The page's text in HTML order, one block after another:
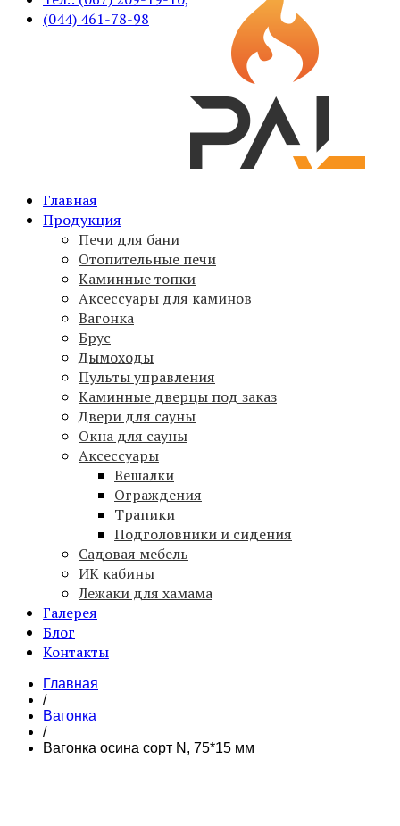
(044) 461-78-98
PAL
Печи для бани PAL, вагонка, брус, дымоходы,
аксессуары
Главная
Продукция
Печи для бани
Отопительные печи
Каминные топки
Аксессуары для каминов
Вагонка
Брус
Дымоходы
Пульты управления
Каминные дверцы под заказ
Двери для сауны
Окна для сауны
Аксессуары
Вешалки
Ограждения
Трапики
Подголовники и сидения
Садовая мебель
ИК кабины
Лежаки для хамама
Галерея
Блог
Контакты
Главная
/
Вагонка
/
Вагонка осина сорт N, 75*15 мм